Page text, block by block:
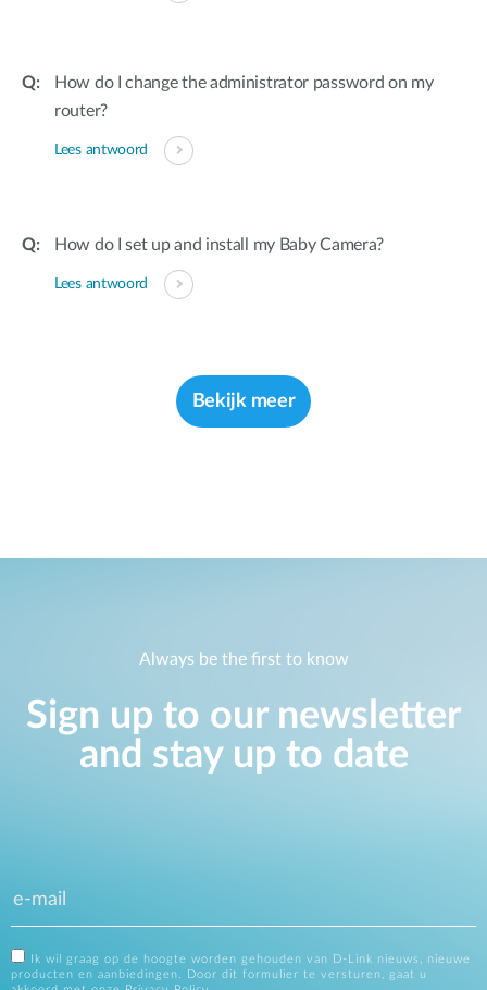
How do I change the administrator password on my
router?
Lees antwoord
How do I set up and install my Baby Camera?
Lees antwoord
Bekijk meer
Always be the first to know
Sign up to our newsletter
and stay up to date
Ik wil graag op de hoogte worden gehouden van D-Link nieuws, nieuwe
producten en aanbiedingen. Door dit formulier te versturen, gaat u